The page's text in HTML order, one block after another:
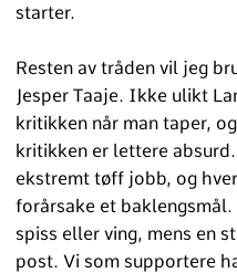
starter.
Resten av tråden vil jeg
Jesper Taaje. Ikke ulikt
kritikken når man taper,
kritikken er lettere
ekstremt tøff jobb, og
forårsake et
spiss eller ving, mens en
post. Vi som supportere